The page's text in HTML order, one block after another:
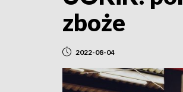
zboże
2022-08-04